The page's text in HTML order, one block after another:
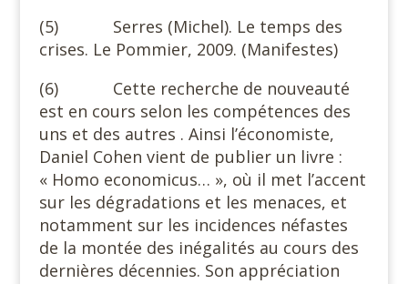
(5) Serres (Michel). Le temps des
crises. Le Pommier, 2009. (Manifestes)
(6) Cette recherche de nouveauté
est en cours selon les compétences des
uns et des autres . Ainsi l’économiste,
Daniel Cohen vient de publier un livre :
« Homo economicus… », où il met l’accent
sur les dégradations et les menaces, et
notamment sur les incidences néfastes
de la montée des inégalités au cours des
dernières décennies. Son appréciation